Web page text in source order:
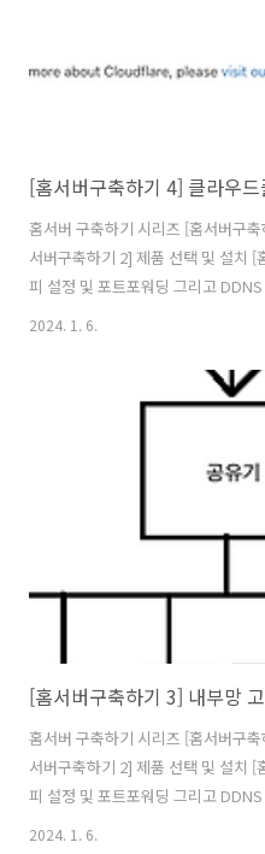
홈서버 구축하기 시리즈 [홈서버구
서버구축하기 2] 제품 선택 및 설치
피 설정 및 포트포워딩 그리고
어를 활용하여 내 서버 아이피 숨기
Docker 및 Docker Swarm 설정하
지를 만들어보자(feat. 시놀로지) [
네트워크 구성도 및 홈서버 배치 모
대로 내가 염려하는 사항중에 하나
는 것이다. 이는 누군가 내 서버에 대
2024. 1. 6.
홈서버 구축하기 시리즈 [홈서버구
서버구축하기 2] 제품 선택 및 설치
피 설정 및 포트포워딩 그리고
어를 활용하여 내 서버 아이피 숨기
2024. 1. 6.